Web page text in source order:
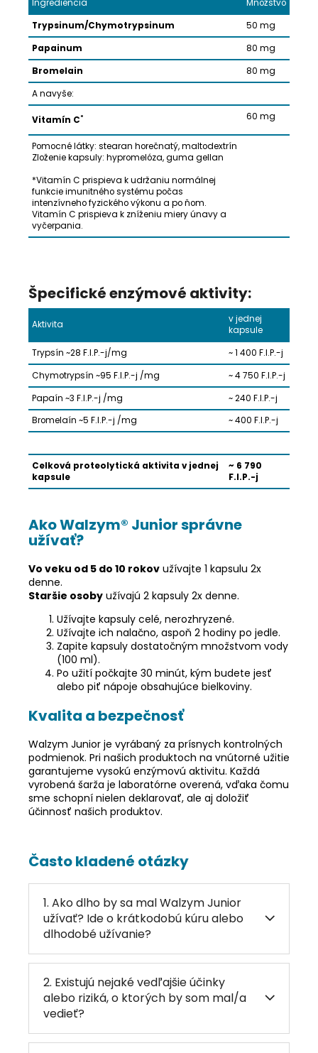
Ingrediencia
Množstvo
Trypsinum/Chymotrypsinum
50 mg
Papainum
80 mg
Bromelain
80 mg
A navyše:
Vitamín C* 60 mg
Pomocné látky: stearan horečnatý, maltodextrín
Zloženie kapsuly: hypromelóza, guma gellan
*Vitamín C prispieva k udržaniu normálnej
funkcie imunitného systému počas
intenzívneho fyzického výkonu a po ňom.
Vitamín C prispieva k zníženiu miery únavy a
vyčerpania.
Špecifické enzýmové aktivity:
Aktivita
v jednej
kapsule
Trypsín ~28 F.I.P.-j/mg
~ 1 400 F.I.P.-j
Chymotrypsín ~95 F.I.P.-j /mg
~ 4 750 F.I.P.-j
Papaín ~3 F.I.P.-j /mg
~ 240 F.I.P.-j
Bromelaín ~5 F.I.P.-j /mg
~ 400 F.I.P.-j
Celková proteolytická aktivita v jednej
kapsule
~ 6 790
F.I.P.-j
Ako Walzym® Junior správne
užívať?
Vo veku od 5 do 10 rokov užívajte 1 kapsulu 2x
denne.
Staršie osoby užívajú 2 kapsuly 2x denne.
Užívajte kapsuly celé, nerozhryzené.
Užívajte ich nalačno, aspoň 2 hodiny po jedle.
Zapite kapsuly dostatočným množstvom vody
(100 ml).
Po užití počkajte 30 minút, kým budete jesť
alebo piť nápoje obsahujúce bielkoviny.
Kvalita a bezpečnosť
Walzym Junior je vyrábaný za prísnych kontrolných
podmienok. Pri našich produktoch na vnútorné užitie
garantujeme vysokú enzýmovú aktivitu. Každá
vyrobená šarža je laboratórne overená, vďaka čomu
sme schopní nielen deklarovať, ale aj doložiť
účinnosť našich produktov.
Často kladené otázky
1. Ako dlho by sa mal Walzym Junior
užívať? Ide o krátkodobú kúru alebo
dlhodobé užívanie?
2. Existujú nejaké vedľajšie účinky
alebo riziká, o ktorých by som mal/a
vedieť?